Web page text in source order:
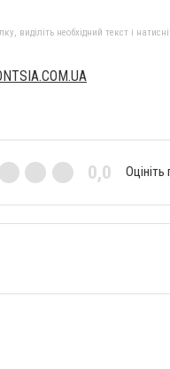
виділіть необхідний текст і
0,0